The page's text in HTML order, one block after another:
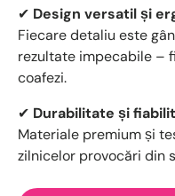
✔ Design versatil și
Fiecare detaliu este
rezultate impecabile –
coafezi.
✔ Durabilitate și
Materiale premium și
zilnicelor provocări din